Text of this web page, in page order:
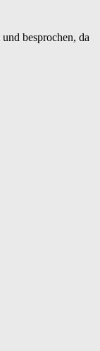
besprochen, da